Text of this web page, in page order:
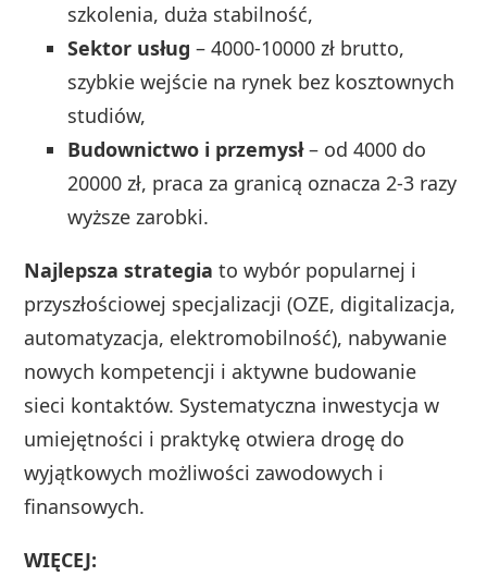
szkolenia, duża stabilność,
Sektor usług – 4000-10000 zł brutto,
szybkie wejście na rynek bez kosztownych
studiów,
Budownictwo i przemysł– od 4000 do
20000 zł, praca za granicą oznacza 2-3 razy
wyższe zarobki.
Najlepsza strategia to wybór popularnej i
przyszłościowej specjalizacji (OZE, digitalizacja,
automatyzacja, elektromobilność), nabywanie
nowych kompetencji i aktywne budowanie
sieci kontaktów. Systematyczna inwestycja w
umiejętności i praktykę otwiera drogę do
wyjątkowych możliwości zawodowych i
finansowych.
WIĘCEJ: